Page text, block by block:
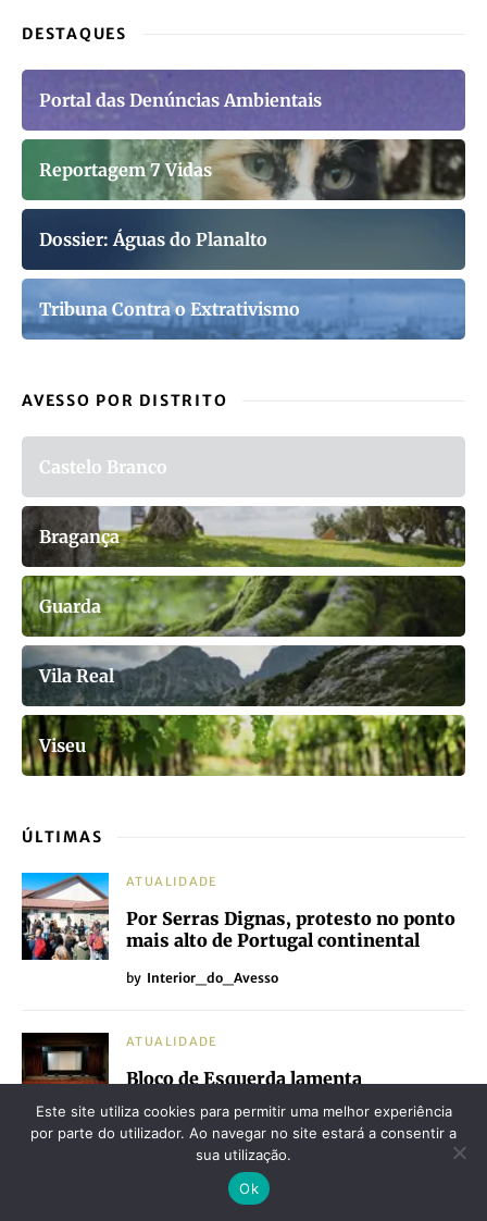
DESTAQUES
Portal das Denúncias Ambientais
Reportagem 7 Vidas
Dossier: Águas do Planalto
Tribuna Contra o Extrativismo
AVESSO POR DISTRITO
Castelo Branco
Bragança
Guarda
Vila Real
Viseu
ÚLTIMAS
ATUALIDADE
Por Serras Dignas, protesto no ponto
mais alto de Portugal continental
by Interior_do_Avesso
ATUALIDADE
Bloco de Esquerda lamenta
encerramento das salas NOS em Viseu
e reforça a urgência de reabrir o
Cinema Ícaro
Interior do Avesso
Este site utiliza cookies para permitir uma melhor experiência
por parte do utilizador. Ao navegar no site estará a consentir a
sua utilização.
Ok